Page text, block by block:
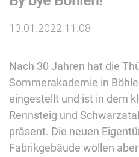
13.01.2022 11:08
Nach 30 Jahren hat die
Sommerakademie in
eingestellt und ist in dem
Rennsteig und
präsent. Die neuen
Fabrikgebäude wollen